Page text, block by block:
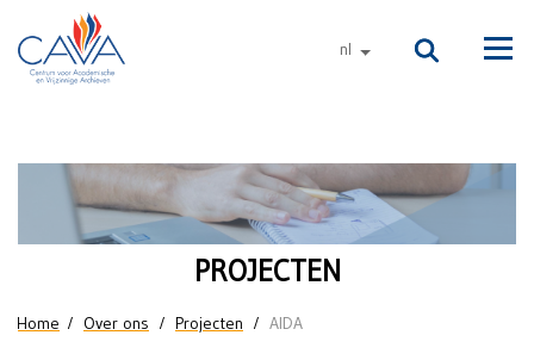
Naar de inhoud
nl andere talen
AIDA
(Automatisering
Digitale
PROJECTEN
U bent hier
Home Over ons Projecten AIDA